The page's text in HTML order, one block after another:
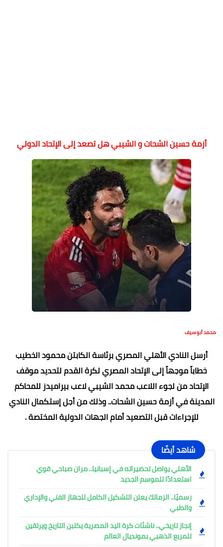
أزمة حسين الشحات و الشيبي هل تصعد إلى الإتحاد الدولي
محمد أبو سيف
أرسل النادي الأهلي المصري برئاسة الكابتن محمود الخطيب
خطاباً موجهاً إلى الإتحاد المصري لكرة القدم لتحديد موقف
الإتحاد من لجوء اللاعب محمد الشيبي لاعب بيراميدز للمحاكم
المدينة في أزمة حسين الشحات.. وذلك من أجل إستكمال النادي
للإجراءات قبل التصعيد أمام الجهات الدولية المختصة .
شاهد أيضًا
الأهلي يواصل تحضيراته في إسبانيا.. مران صباحي قوي
استعدادًا للموسم الجديد
رسميًا.. الزمالك يعلن التشكيل الكامل للجهاز الفني والإداري
والطبي
إنجاز تاريخي.. ناشئات كرة اليد المصرية يكتبن التاريخ ويرتقين
للمربع الذهبي بمونديال العالم